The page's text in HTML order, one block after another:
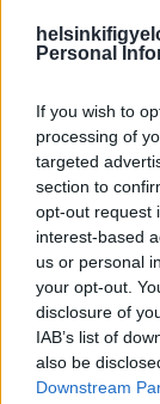
Personal
If you wish to
processing of
targeted
section to
opt-out request
interest-based
us or personal
your opt-out.
disclosure of
IAB’s list of
also be
Downstream